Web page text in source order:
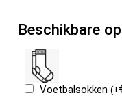
Beschikbare
Voetbalsokken(+